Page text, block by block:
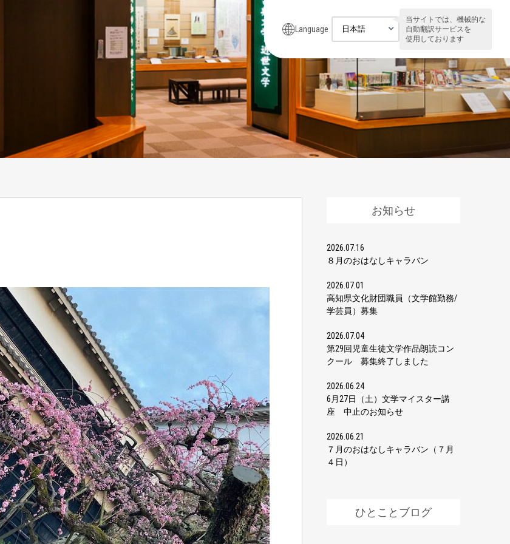
Language
当サイトでは、機械的な
自動翻訳サービスを
使用しております
お知らせ
2026.07.16
８月のおはなしキャラバン
2026.07.01
高知県文化財団職員（文学館勤務/
学芸員）募集
2026.07.04
第29回児童生徒文学作品朗読コン
クール 募集終了しました
2026.06.24
6月27日（土）文学マイスター講
座 中止のお知らせ
2026.06.21
７月のおはなしキャラバン（７月
４日）
ひとことブログ